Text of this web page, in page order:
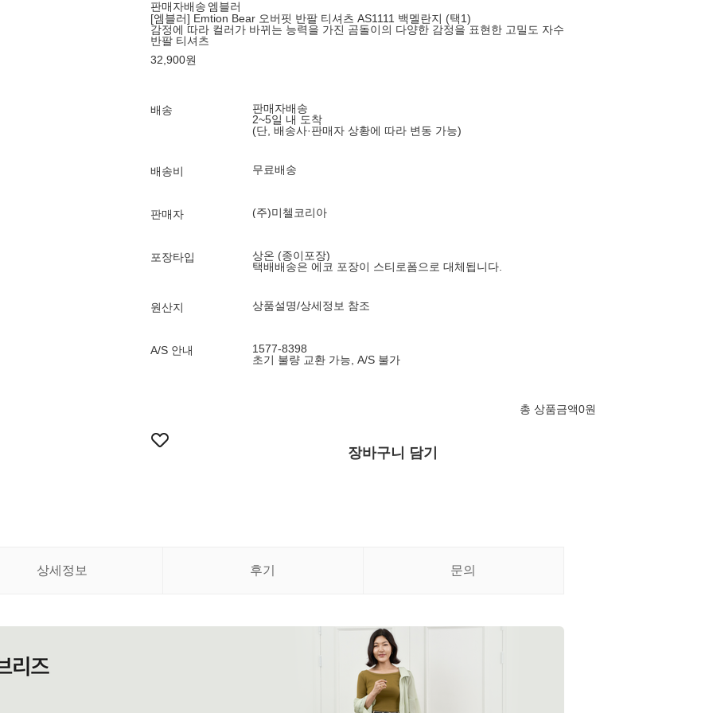
판매자배송 엠블러
[엠블러] Emtion Bear 오버핏 반팔 티셔츠 AS1111 백멜란지 (택1)
감정에 따라 컬러가 바뀌는 능력을 가진 곰돌이의 다양한 감정을 표현한 고밀도 자수
반팔 티셔츠
32,900원
배송
판매자배송
2~5일 내 도착
(단, 배송사·판매자 상황에 따라 변동 가능)
배송비 무료배송
판매자 (주)미첼코리아
포장타입
상온 (종이포장)
택배배송은 에코 포장이 스티로폼으로 대체됩니다.
원산지 상품설명/상세정보 참조
A/S 안내
1577-8398
초기 불량 교환 가능, A/S 불가
총 상품금액0원
장바구니 담기
상세정보 후기 문의